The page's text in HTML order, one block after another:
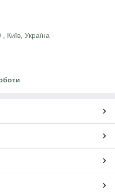
, Київ, Україна